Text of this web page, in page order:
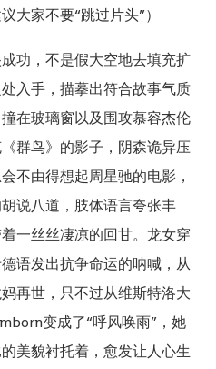
大家不要“跳过片头”）
功，不是假大空地去填充扩
入手，描摹出符合故事气质
在玻璃窗以及围攻慕容杰伦
群鸟》的影子，阴森诡异压
不由得想起周星驰的电影，
说八道，肢体语言夸张丰
一丝丝凄凉的回甘。龙女穿
语发出抗争命运的呐喊，从
再世，只不过从维斯特洛大
变成了“呼风唤雨”，她
美貌衬托着，愈发让人心生